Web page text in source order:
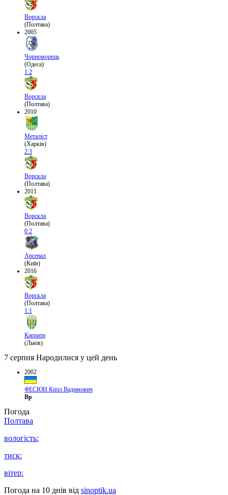
Ворскла
(Полтава)
2005
Чорноморець
(Одеса)
1:2
Ворскла
(Полтава)
2010
Металіст
(Харків)
2:3
Ворскла
(Полтава)
2011
Ворскла
(Полтава)
0:2
Арсенал
(Київ)
2016
Ворскла
(Полтава)
1:1
Карпати
(Львів)
7 серпня Народилися у цей день
2002
ФЕСЮН Кіріл Вадимович
Вр
Погода
Полтава
вологість:
тиск:
вітер:
Погода на 10 днів від sinoptik.ua